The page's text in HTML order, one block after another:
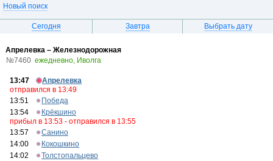
Новый поиск
Сегодня Завтра Выбрать дату
Апрелевка – Железнодорожная
№7460 ежедневно, Иволга
13:47
Апрелевка
отправился в 13:49
13:51
Победа
13:54
Крёкшино
прибыл в 13:53 - отправился в 13:55
13:57
Санино
14:00
Кокошкино
14:02
Толстопальцево